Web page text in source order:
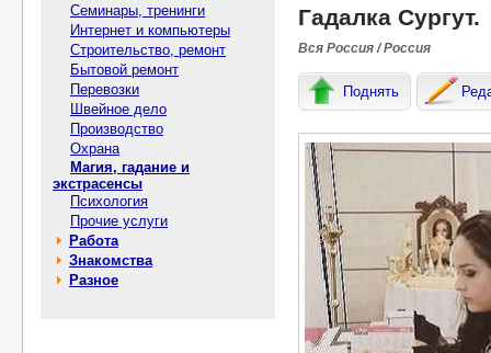
Семинары, тренинги
Интернет и компьютеры
Строительство, ремонт
Бытовой ремонт
Перевозки
Швейное дело
Производство
Охрана
Магия, гадание и
экстрасенсы
Психология
Прочие услуги
Работа
Знакомства
Разное
Гадалка Сургут.
Вся Россия / Россия
Поднять